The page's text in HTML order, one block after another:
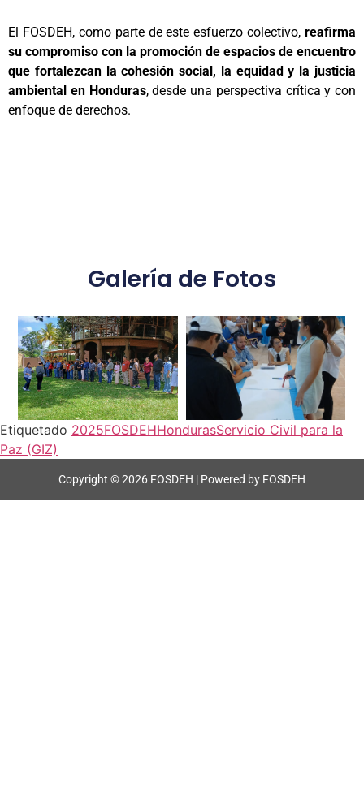
El FOSDEH, como parte de este esfuerzo colectivo, reafirma
su compromiso con la promoción de espacios de encuentro
que fortalezcan la cohesión social, la equidad y la justicia
ambiental en Honduras, desde una perspectiva crítica y con
enfoque de derechos.
Galería de Fotos
Etiquetado 2025FOSDEHHondurasServicio Civil para la
Paz (GIZ)
Copyright © 2026 FOSDEH | Powered by FOSDEH